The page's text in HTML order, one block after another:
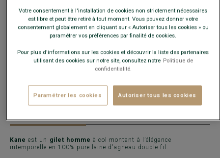
− + AJOUTER AU PANIER
Livré en 24h ouvrées avec Chronopost Express
(commandez avant 14h)
Kane est un gilet homme à col montant à l’élégance
intemporelle en 100% pure laine d'agneau double fil.
Votre consentement à l'installation de cookies non strictement nécessaires
est libre et peut être retiré à tout moment. Vous pouvez donner votre
consentement globalement en cliquant sur « Autoriser tous les cookies » ou
paramétrer vos préférences par finalité de cookies.
Pour plus d'informations sur les cookies et découvrir la liste des partenaires
utilisant des cookies sur notre site, consultez notre Politique de
confidentialité.
Paramétrer les cookies Autoriser tous les cookies